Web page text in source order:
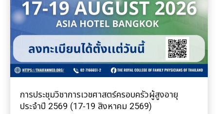
การประชุมวิชาการเวชศาสตร์ครอบครัวผู้สูงอายุ
ประจำปี 2569 (17-19 สิงหาคม 2569)